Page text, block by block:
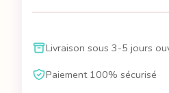
c'est
sirop
saveur
Livraison sous 3-5 jours
Paiement 100% sécurisé